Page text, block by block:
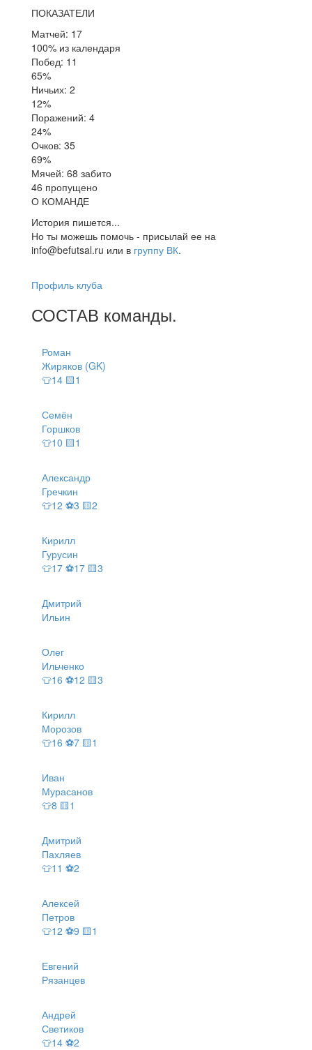
ПОКАЗАТЕЛИ
Матчей: 17
100% из календаря
Побед: 11
65%
Ничьих: 2
12%
Поражений: 4
24%
Очков: 35
69%
Мячей: 68 забито
46 пропущено
О КОМАНДЕ
История пишется...
Но ты можешь помочь - присылай ее на
info@befutsal.ru или в группу ВК.
Профиль клуба
СОСТАВ команды.
Роман
Жиряков (GK)
👕14 🟨1
Семён
Горшков
👕10 🟨1
Александр
Гречкин
👕12 ⚽3 🟨2
Кирилл
Гурусин
👕17 ⚽17 🟨3
Дмитрий
Ильин
Олег
Ильченко
👕16 ⚽12 🟨3
Кирилл
Морозов
👕16 ⚽7 🟨1
Иван
Мурасанов
👕8 🟨1
Дмитрий
Пахляев
👕11 ⚽2
Алексей
Петров
👕12 ⚽9 🟨1
Евгений
Рязанцев
Андрей
Светиков
👕14 ⚽2